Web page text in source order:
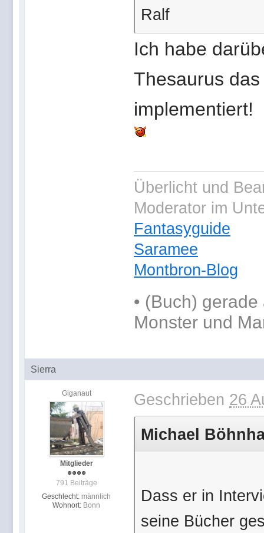
Ralf
Ich habe
Thesaurus
implementiert!
Überlicht und
Moderator im
Fantasyguide
Saramee
Montbron-Blog
• (Buch) gerade
Monster und
Sierra
Giganaut
Mitglieder
791 Beiträge
Geschlecht: männlich
Wohnort: Bonn
Geschrieben 26
Michael
Dass er in
seine Bücher